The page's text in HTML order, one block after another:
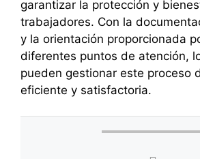
garantizar la protección y
trabajadores. Con la
y la orientación proporcionada
diferentes puntos de atención,
pueden gestionar este proceso
eficiente y satisfactoria.